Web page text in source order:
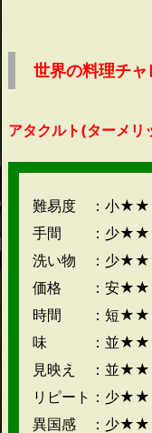
世界の料理チ
アタクルト(ターメリ
難易度 ：小
手間 ：少
洗い物 ：少
価格 ：安
時間 ：短
味 ：並
見映え ：並
リピート：少
異国感 ：少